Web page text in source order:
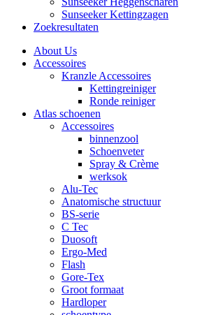
Sunseeker Kettingzagen
Zoekresultaten
About Us
Accessoires
Kranzle Accessoires
Kettingreiniger
Ronde reiniger
Atlas schoenen
Accessoires
binnenzool
Schoenveter
Spray & Crème
werksok
Alu-Tec
Anatomische structuur
BS-serie
C Tec
Duosoft
Ergo-Med
Flash
Gore-Tex
Groot formaat
Hardloper